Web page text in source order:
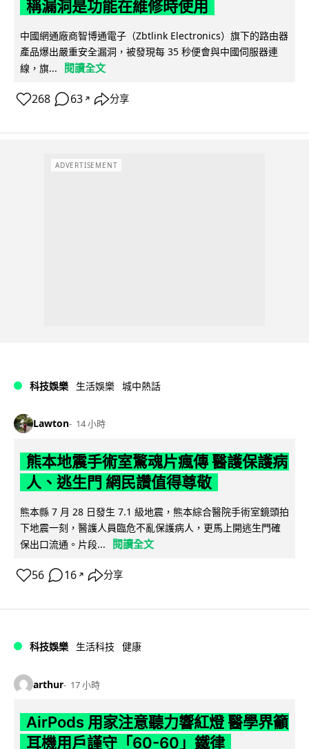
稱漏洞是功能在維修時使用
中國網通廠商智博通電子（Zbtlink Electronics）旗下的路由器
產品爆出嚴重安全漏洞，被發現每 35 秒便會與中國伺服器連
線，旗...
閱讀全文
268 63 ↗ 分享
ADVERTISEMENT
科技娛樂 生活娛樂 城中熱話
Lawton 14 小時
熊本地震手術室驚魂片瘋傳 醫護保護病
人、逃生門 網民讚值得尊敬
熊本縣 7 月 28 日發生 7.1 級地震，熊本綜合醫院手術室鏡頭拍
下地震一刻，醫護人員臨危不亂保護病人，更馬上開逃生門確
保出口流通。片段...
閱讀全文
56 16 ↗ 分享
科技娛樂 生活科技 健康
arthur 17 小時
AirPods 用家注意聽力響紅燈 醫學界籲
耳機用戶謹守「60-60」鐵律